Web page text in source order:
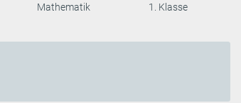
Mathematik 1. Klasse